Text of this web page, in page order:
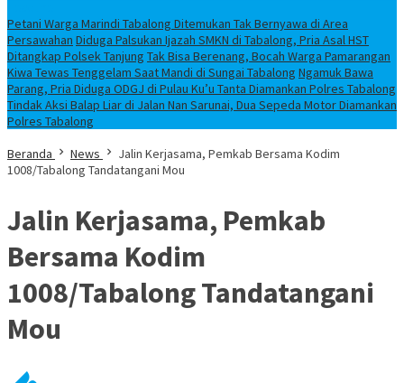
Petani Warga Marindi Tabalong Ditemukan Tak Bernyawa di Area
Persawahan Diduga Palsukan Ijazah SMKN di Tabalong, Pria Asal HST
Ditangkap Polsek Tanjung Tak Bisa Berenang, Bocah Warga Pamarangan
Kiwa Tewas Tenggelam Saat Mandi di Sungai Tabalong Ngamuk Bawa
Parang, Pria Diduga ODGJ di Pulau Ku’u Tanta Diamankan Polres Tabalong
Tindak Aksi Balap Liar di Jalan Nan Sarunai, Dua Sepeda Motor Diamankan
Polres Tabalong
Beranda
News
Jalin Kerjasama, Pemkab Bersama Kodim
1008/Tabalong Tandatangani Mou
Jalin Kerjasama, Pemkab
Bersama Kodim
1008/Tabalong Tandatangani
Mou